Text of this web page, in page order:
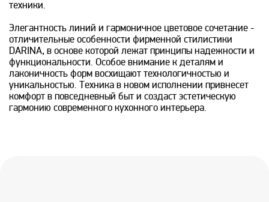
техники.
Элегантность линий и гармоничное цветовое сочетание -
отличительные особенности фирменной стилистики
DARINA, в основе которой лежат принципы надежности и
функциональности. Особое внимание к деталям и
лаконичность форм восхищают технологичностью и
уникальностью. Техника в новом исполнении привнесет
комфорт в повседневный быт и создаст эстетическую
гармонию современного кухонного интерьера.